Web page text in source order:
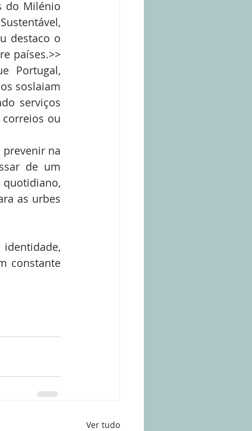
do Milénio
destaco o
países.>>
Portugal,
soslaiam
serviços
correios ou
de um
as urbes
constante
Ver tudo